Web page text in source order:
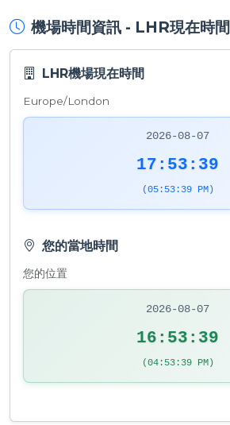
機場時間資訊 - LHR現在時間
LHR機場現在時間
Europe/London
2026-08-07
17:53:39
(05:53:39 PM)
您的當地時間
您的位置
2026-08-07
16:53:39
(04:53:39 PM)